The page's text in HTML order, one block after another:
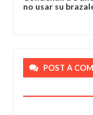
no usar su
POST A